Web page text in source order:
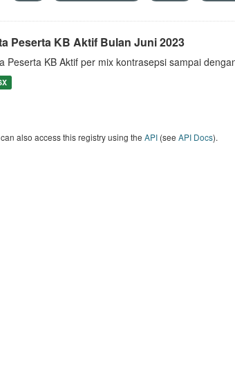
Peserta KB Aktif Bulan Juni 2023
Peserta KB Aktif per mix kontrasepsi sampai
also access this registry using the API (see API Docs).